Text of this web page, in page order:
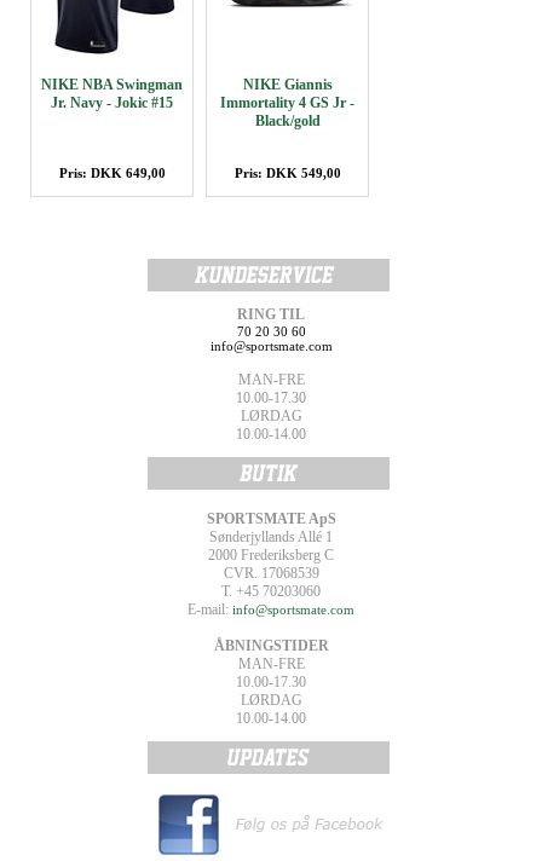
NIKE NBA Swingman
Jr. Navy - Jokic #15
Pris: DKK 649,00
NIKE Giannis
Immortality 4 GS Jr -
Black/gold
Pris: DKK 549,00
RING TIL
70 20 30 60
info@sportsmate.com
MAN-FRE
10.00-17.30
LØRDAG
10.00-14.00
SPORTSMATE ApS
Sønderjyllands Allé 1
2000 Frederiksberg C
CVR. 17068539
T. +45 70203060
E-mail: info@sportsmate.com
ÅBNINGSTIDER
MAN-FRE
10.00-17.30
LØRDAG
10.00-14.00